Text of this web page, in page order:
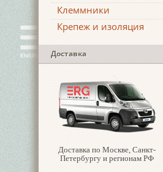
Клеммники
Крепеж и изоляция
Доставка
Доставка по Москве, Санкт-
Петербургу и регионам РФ